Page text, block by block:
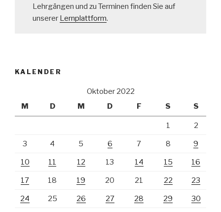
Lehrgängen und zu Terminen finden Sie auf
unserer Lernplattform.
KALENDER
Oktober 2022
M
D M D F S S
1 2
3 4 5 6 7 8 9
10 11 12 13 14 15 16
17 18 19 20 21 22 23
24 25 26 27 28 29 30